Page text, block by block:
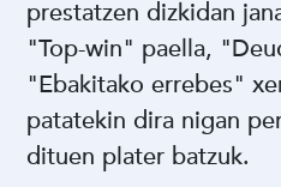
prestatzen dizkidan
"Top-win" paella,
"Ebakitako errebes"
patatekin dira nigan
dituen plater batzuk.